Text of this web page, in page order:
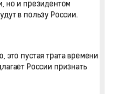
но и президентом
в пользу России.
это пустая трата времени
России признать